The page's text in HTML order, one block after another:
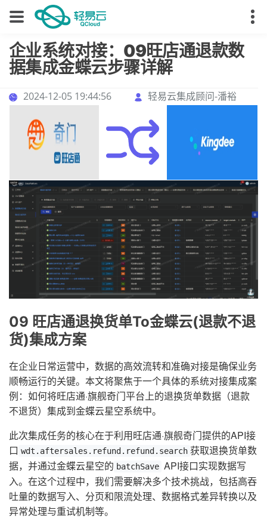
企业系统对接：09旺店通退款数
据集成金蝶云步骤详解
2024-12-05 19:44:56 轻易云集成顾问-潘裕
09 旺店通退换货单To金蝶云(退款不退
货)集成方案
在企业日常运营中，数据的高效流转和准确对接是确保业务
顺畅运行的关键。本文将聚焦于一个具体的系统对接集成案
例：如何将旺店通·旗舰奇门平台上的退换货单数据（退款
不退货）集成到金蝶云星空系统中。
此次集成任务的核心在于利用旺店通·旗舰奇门提供的API接
口 wdt.aftersales.refund.refund.search 获取退换货单数
据，并通过金蝶云星空的 batchSave API接口实现数据写
入。在这个过程中，我们需要解决多个技术挑战，包括高吞
吐量的数据写入、分页和限流处理、数据格式差异转换以及
异常处理与重试机制等。